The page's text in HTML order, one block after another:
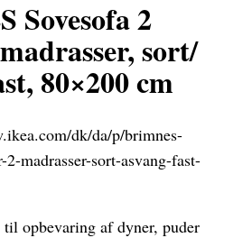
Sovesofa 2
sort/
80×200 cm
dk/da/p/brimnes-
2-madrasser-sort-asvang-fast-
til opbevaring af dyner, puder